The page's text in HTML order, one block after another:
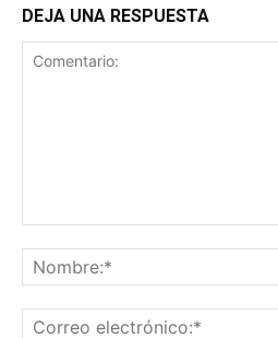
DEJA UNA RESPUESTA